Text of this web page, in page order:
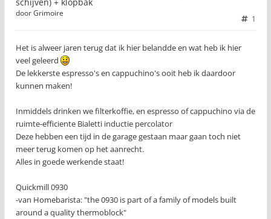
1
doorGrimoire
Het is alweer jaren terug dat ik hier belandde en wat heb ik hier
veel geleerd
De lekkerste espresso's en cappuchino's ooit heb ik daardoor
kunnen maken!
Inmiddels drinken we filterkoffie, en espresso of cappuchino via de
ruimte-efficiente Bialetti inductie percolator
Deze hebben een tijd in de garage gestaan maar gaan toch niet
meer terug komen op het aanrecht.
Alles in goede werkende staat!
Quickmill 0930
-van Homebarista: "the 0930 is part of a family of models built
around a quality thermoblock"